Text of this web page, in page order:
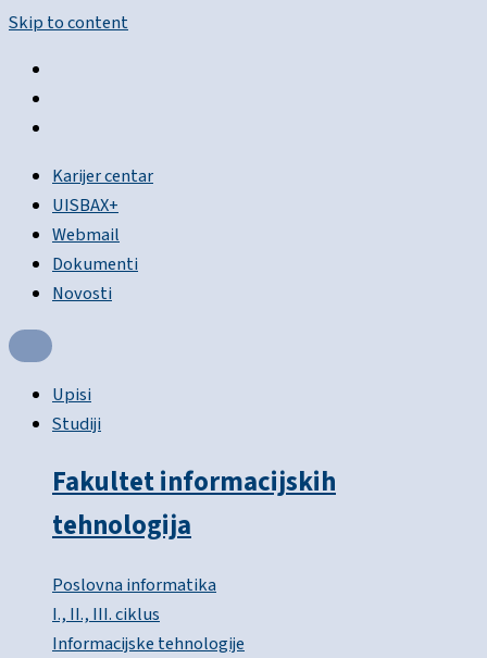
Skip to content
Karijer centar
UISBAX+
Webmail
Dokumenti
Novosti
Upisi
Studiji
Fakultet informacijskih
tehnologija
Poslovna informatika
I., II., III. ciklus
Informacijske tehnologije